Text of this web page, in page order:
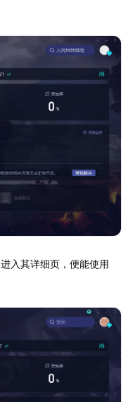
入其详细页，便能使用